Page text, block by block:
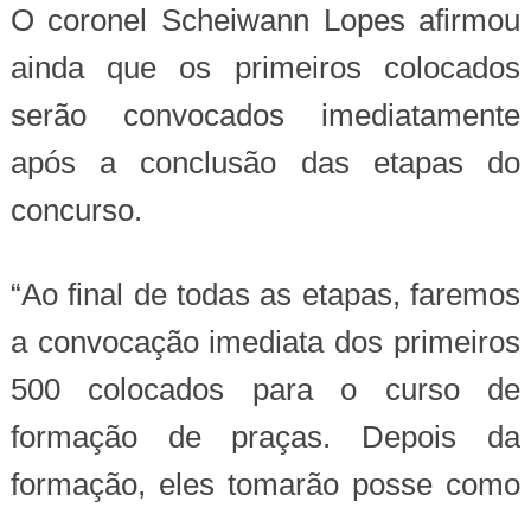
O coronel Scheiwann Lopes afirmou
ainda que os primeiros colocados
serão convocados imediatamente
após a conclusão das etapas do
concurso.
“Ao final de todas as etapas, faremos
a convocação imediata dos primeiros
500 colocados para o curso de
formação de praças. Depois da
formação, eles tomarão posse como